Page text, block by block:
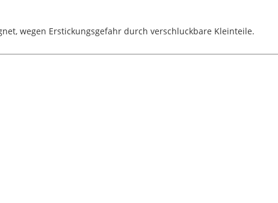
wegen Erstickungsgefahr durch verschluckbare Kleinteile.